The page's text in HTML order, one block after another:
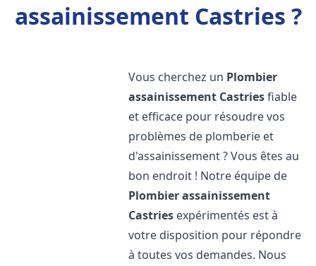
assainissement Castries ?
Vous cherchez un Plombier
assainissement Castriesfiable
et efficace pour résoudre vos
problèmes de plomberie et
d'assainissement ? Vous êtes au
bon endroit ! Notre équipe de
Plombier assainissement
Castries expérimentés est à
votre disposition pour répondre
à toutes vos demandes. Nous